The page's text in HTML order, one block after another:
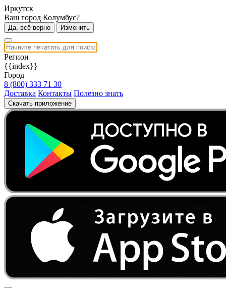
Иркутск
Ваш город Колумбус?
Да, всё верно Изменить
Регион
{{index}}
Город
8 (800) 333 71 30
Доставка Контакты Полезно знать
Скачать приложение